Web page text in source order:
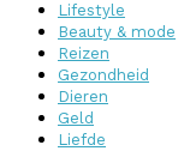
Lifestyle
Beauty & mode
Reizen
Gezondheid
Dieren
Geld
Liefde